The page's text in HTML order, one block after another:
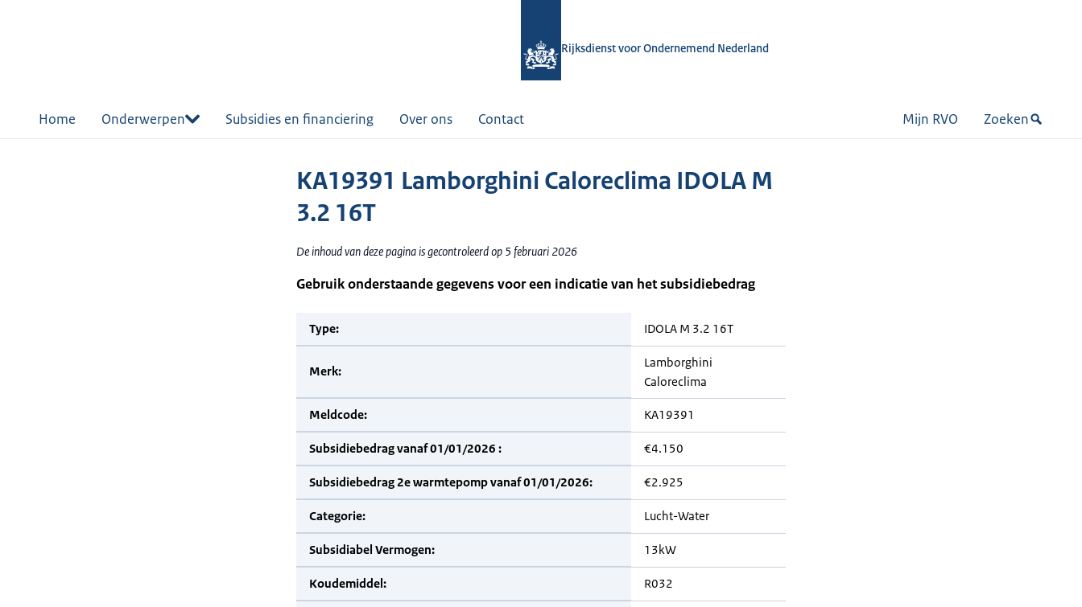
Rijksdienst voor Ondernemend Nederland
Home Onderwerpen Subsidies en financiering Over ons Contact Mijn RVO Zoeken
KA19391 Lamborghini Caloreclima IDOLA M
3.2 16T
De inhoud van deze pagina is gecontroleerd op 5 februari 2026
Gebruik onderstaande gegevens voor een indicatie van het subsidiebedrag
Type: IDOLA M 3.2 16T
Merk:
Lamborghini
Caloreclima
Meldcode: KA19391
Subsidiebedrag vanaf 01/01/2026 : €4.150
Subsidiebedrag 2e warmtepomp vanaf 01/01/2026: €2.925
Categorie: Lucht-Water
Subsidiabel Vermogen: 13kW
Koudemiddel: R032